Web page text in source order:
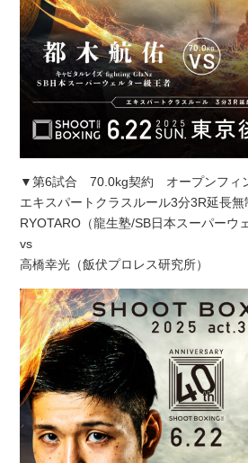
▼第6試合 70.0kg契約 オープンフィ
エキスパートクラスルール3分3R延長無
RYOTARO（龍生塾/SB日本スーパーウ
vs
高橋幸光（飯伏プロレス研究所）